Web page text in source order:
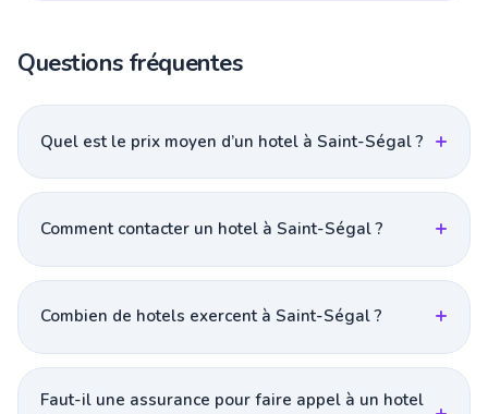
Questions fréquentes
Quel est le prix moyen d’un hotel à Saint-Ségal ?
Comment contacter un hotel à Saint-Ségal ?
Combien de hotels exercent à Saint-Ségal ?
Faut-il une assurance pour faire appel à un hotel